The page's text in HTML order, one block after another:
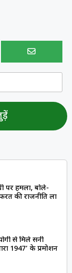
पर हमला, बोले-
की राजनीति ला
से मिले सनी
1947’ के प्रमोशन